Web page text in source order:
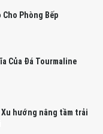
Cho Phòng Bếp
Của Đá Tourmaline
Xu hướng nâng tầm trải